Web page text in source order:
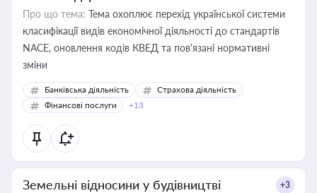
Про що тема: Тема охоплює перехід української системи
класифікації видів економічної діяльності до стандартів
NACE, оновлення кодів КВЕД та пов'язані нормативні
зміни
Банківська діяльність
Страхова діяльність
Фінансові послуги
+13
Земельні відносини у будівництві +3